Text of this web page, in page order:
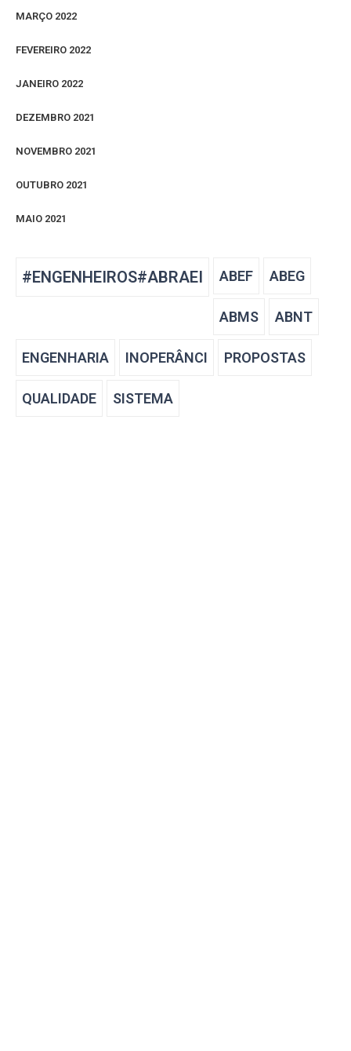
MARÇO 2022
FEVEREIRO 2022
JANEIRO 2022
DEZEMBRO 2021
NOVEMBRO 2021
OUTUBRO 2021
MAIO 2021
#ENGENHEIROS#ABRAEI ABEF ABEG
ABMS ABNT
ENGENHARIA INOPERÂNCI PROPOSTAS
QUALIDADE SISTEMA